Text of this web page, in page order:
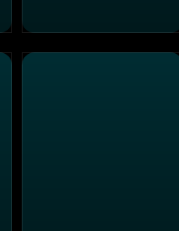
Liebe auf Kredit